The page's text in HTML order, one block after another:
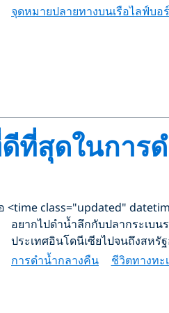
จุดหมายปลายทางบนเรือไลฟ์บอ
ที่สุดในการ
<time class="updated"
อยากไปดำน้ำลึกกับปลากระเบ
ประเทศอินโดนีเซียไปจนถึงสหรั
การดำน้ำกลางคืน
ชีวิตทางทะ